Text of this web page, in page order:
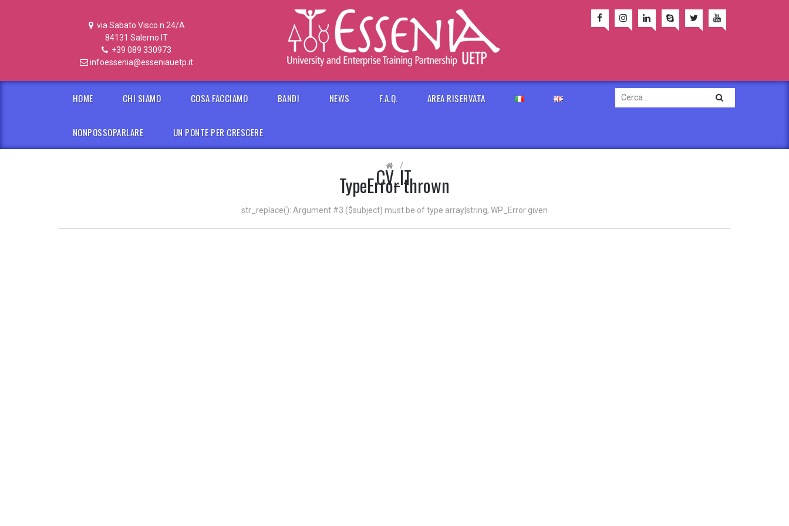
via Sabato Visco n.24/A
84131 Salerno IT
+39 089 330973
infoessenia@esseniauetp.it
HOME CHI SIAMO COSA FACCIAMO BANDI NEWS F.A.Q. AREA RISERVATA
NONPOSSOPARLARE UN PONTE PER CRESCERE
CV_IT
/
TypeError thrown
str_replace(): Argument #3 ($subject) must be of type array|string, WP_Error given